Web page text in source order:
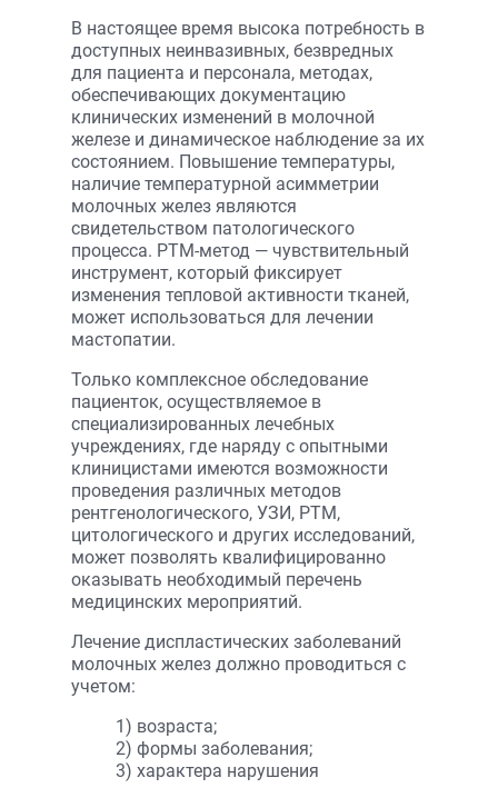
В настоящее время высока потребность в
доступных неинвазивных, безвредных
для пациента и персонала, методах,
обеспечивающих документацию
клинических изменений в молочной
железе и динамическое наблюдение за их
состоянием. Повышение температуры,
наличие температурной асимметрии
молочных желез являются
свидетельством патологического
процесса. РТМ-метод — чувствительный
инструмент, который фиксирует
изменения тепловой активности тканей,
может использоваться для лечении
мастопатии.
Только комплексное обследование
пациенток, осуществляемое в
специализированных лечебных
учреждениях, где наряду с опытными
клиницистами имеются возможности
проведения различных методов
рентгенологического, УЗИ, РТМ,
цитологического и других исследований,
может позволять квалифицированно
оказывать необходимый перечень
медицинских мероприятий.
Лечение диспластических заболеваний
молочных желез должно проводиться с
учетом:
1) возраста;
2) формы заболевания;
3) характера нарушения